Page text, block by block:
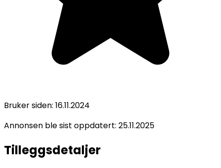
Bruker siden: 16.11.2024
Annonsen ble sist oppdatert: 25.11.2025
Tilleggsdetaljer